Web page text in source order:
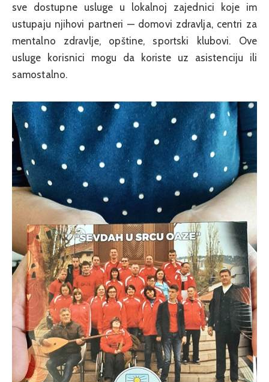
sve dostupne usluge u lokalnoj zajednici koje im
ustupaju njihovi partneri — domovi zdravlja, centri za
mentalno zdravlje, opštine, sportski klubovi. Ove
usluge korisnici mogu da koriste uz asistenciju ili
samostalno.